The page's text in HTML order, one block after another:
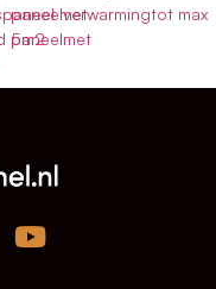
met
paneelmet
paneelverwarmingtot max
5m2